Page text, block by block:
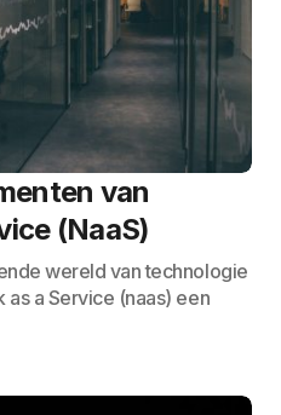
van
(NaaS)
wereld van technologie
a Service (naas) een